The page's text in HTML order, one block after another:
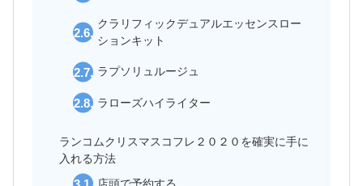
クラリフィックデュアルエッセンスロー
ションキット
ラプソリュルージュ
ラローズハイライター
ランコムクリスマスコフレ２０２０を確実に手に
入れる方法